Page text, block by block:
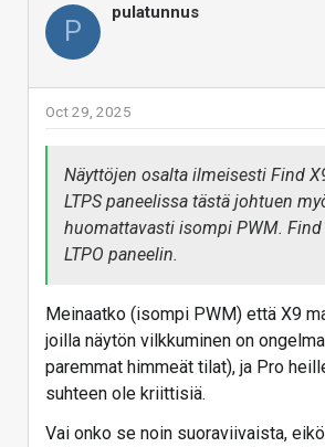
P
pulatunnus
Oct 29, 2025
Näyttöjen osalta ilmeisesti Find
LTPS paneelissa tästä johtuen
huomattavasti isompi PWM. Find
LTPO paneelin.
Meinaatko (isompi PWM) että X9
joilla näytön vilkkuminen on
paremmat himmeät tilat), ja Pro
suhteen ole kriittisiä.
Vai onko se noin suoraviivaista,